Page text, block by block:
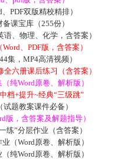
PDF双版精校精排）
课宝库（255份）
、物理、化学，含答案）
、PDF版，含答案）
集，MP4高清视频）
六册课后练习（含答案）
纯Word原卷、解析版）
档+提升~经典“三级跳”
题教案课件必备）
版，含答案及解题指导）
练”分层作业（含答案）
（Word原卷、解析版）
纯Word原卷、解析版）